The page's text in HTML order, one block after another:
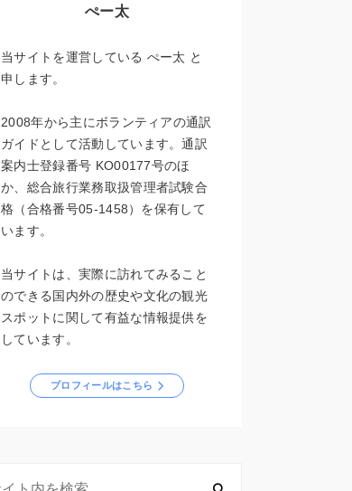
ぺー太
当サイトを運営している ぺー太 と
申します。
2008年から主にボランティアの通訳
ガイドとして活動しています。通訳
案内士登録番号 KO00177号のほ
か、総合旅行業務取扱管理者試験合
格（合格番号05-1458）を保有して
います。
当サイトは、実際に訪れてみること
のできる国内外の歴史や文化の観光
スポットに関して有益な情報提供を
しています。
プロフィールはこちら